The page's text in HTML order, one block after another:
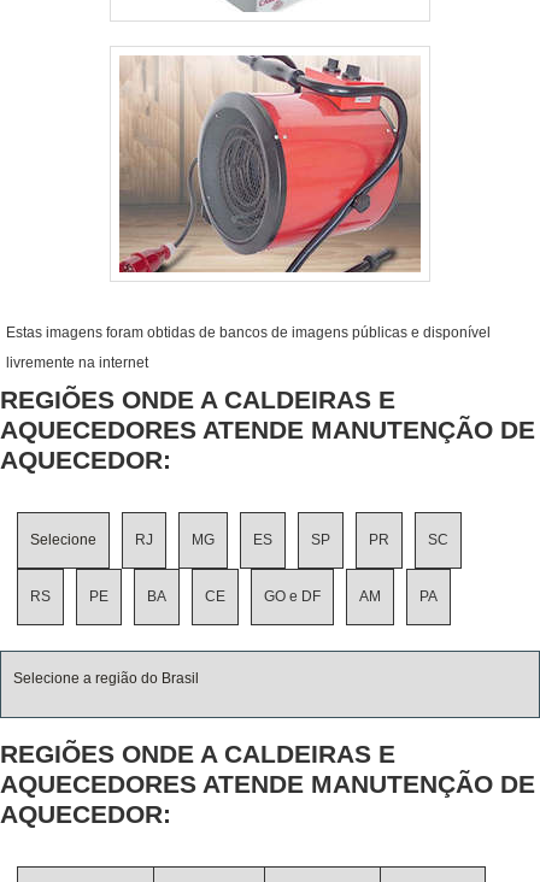
Estas imagens foram obtidas de bancos de imagens públicas e disponível
livremente na internet
REGIÕES ONDE A CALDEIRAS E
AQUECEDORES ATENDE MANUTENÇÃO DE
AQUECEDOR:
Selecione RJ MG ES SP PR SC
RS PE BA CE GO e DF AM PA
Selecione a região do Brasil
REGIÕES ONDE A CALDEIRAS E
AQUECEDORES ATENDE MANUTENÇÃO DE
AQUECEDOR: